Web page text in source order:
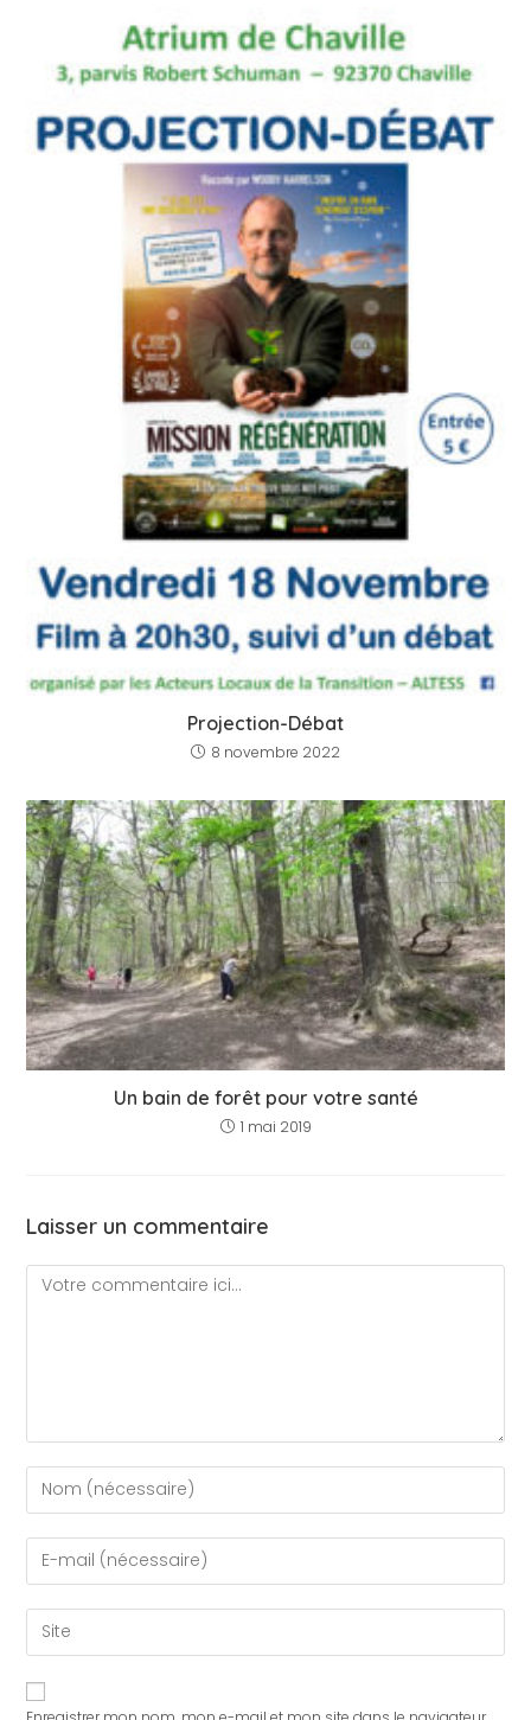
Projection-Débat
8 novembre 2022
Un bain de forêt pour votre santé
1 mai 2019
Laisser un commentaire